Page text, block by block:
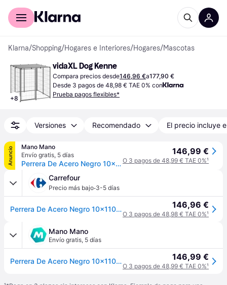
Comprar con Klarna
Klarna/Shopping/Hogares e Interiores/Hogares/Mascotas
+8
vidaXL Dog Kenne
Compara precios desde146,96 €a177,90 €
Desde 3 pagos de 48,98 € TAE 0% con
Prueba pagos flexibles*
Versiones Recomendado El precio incluye
Anuncio
Mano Mano
Envío gratis, 5 días
Perrera De Acero Negro 10x110x110 Cm Vidaxl
146,99 €
O 3 pagos de 48,99 € TAE 0%¹
Carrefour
Precio más bajo·3-5 días
Perrera De Acero Negro 10x110x110 Cm Vidaxl 146,96 €
O 3 pagos de 48,98 € TAE 0%¹
Mano Mano
Envío gratis, 5 días
Perrera De Acero Negro 10x110x110 Cm Vidaxl 146,99 €
O 3 pagos de 48,99 € TAE 0%¹